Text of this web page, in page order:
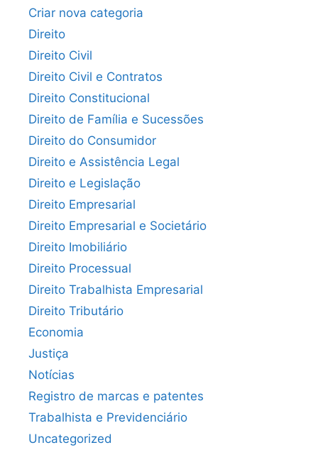
Criar nova categoria
Direito
Direito Civil
Direito Civil e Contratos
Direito Constitucional
Direito de Família e Sucessões
Direito do Consumidor
Direito e Assistência Legal
Direito e Legislação
Direito Empresarial
Direito Empresarial e Societário
Direito Imobiliário
Direito Processual
Direito Trabalhista Empresarial
Direito Tributário
Economia
Justiça
Notícias
Registro de marcas e patentes
Trabalhista e Previdenciário
Uncategorized